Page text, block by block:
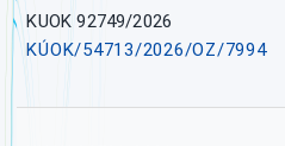
KUOK 92749/2026
KÚOK/54713/2026/OZ/7994